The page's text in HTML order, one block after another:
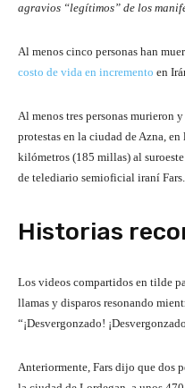
agravios “legítimos” de los
Al menos cinco personas han
costo de vida en incremento en
Al menos tres personas murieron
protestas en la ciudad de Azna,
kilómetros (185 millas) al
de telediario semioficial iraní Fars.
Historias
t
i
r
f
i
n
Los videos compartidos en tilde
llamas y disparos resonando
“¡Desvergonzado!
Anteriormente, Fars dijo que dos